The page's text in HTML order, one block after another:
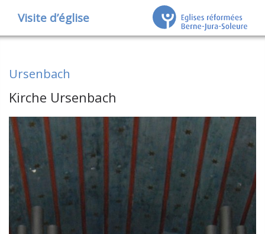
Visite d’église
Ursenbach
Kirche Ursenbach